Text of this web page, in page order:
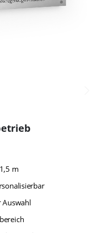
m
Auswahl